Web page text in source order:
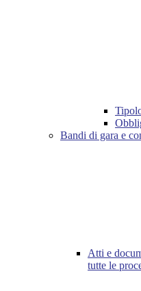
Bandi di gara e
Atti e
tutte le